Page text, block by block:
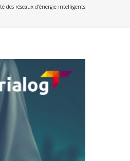
des réseaux d’énergie intelligents